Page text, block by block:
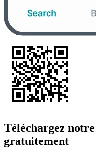
Téléchargez
gratuitement